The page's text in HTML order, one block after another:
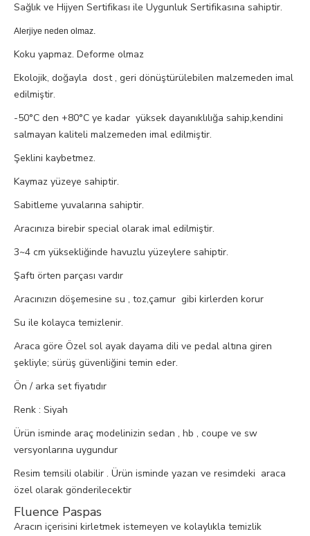
Sağlık ve Hijyen Sertifikası ile Uygunluk Sertifikasına sahiptir.
Alerjiye neden olmaz.
Koku yapmaz. Deforme olmaz
Ekolojik, doğayla dost , geri dönüştürülebilen malzemeden imal
edilmiştir.
-50°C den +80°C ye kadar yüksek dayanıklılığa sahip,kendini
salmayan kaliteli malzemeden imal edilmiştir.
Şeklini kaybetmez.
Kaymaz yüzeye sahiptir.
Sabitleme yuvalarına sahiptir.
Aracınıza birebir special olarak imal edilmiştir.
3~4 cm yüksekliğinde havuzlu yüzeylere sahiptir.
Şaftı örten parçası vardır
Aracınızın döşemesine su , toz,çamur gibi kirlerden korur
Su ile kolayca temizlenir.
Araca göre Özel sol ayak dayama dili ve pedal altına giren
şekliyle; sürüş güvenliğini temin eder.
Ön / arka set fiyatıdır
Renk : Siyah
Ürün isminde araç modelinizin sedan , hb , coupe ve sw
versyonlarına uygundur
Resim temsili olabilir . Ürün isminde yazan ve resimdeki araca
özel olarak gönderilecektir
Fluence Paspas
Aracın içerisini kirletmek istemeyen ve kolaylıkla temizlik